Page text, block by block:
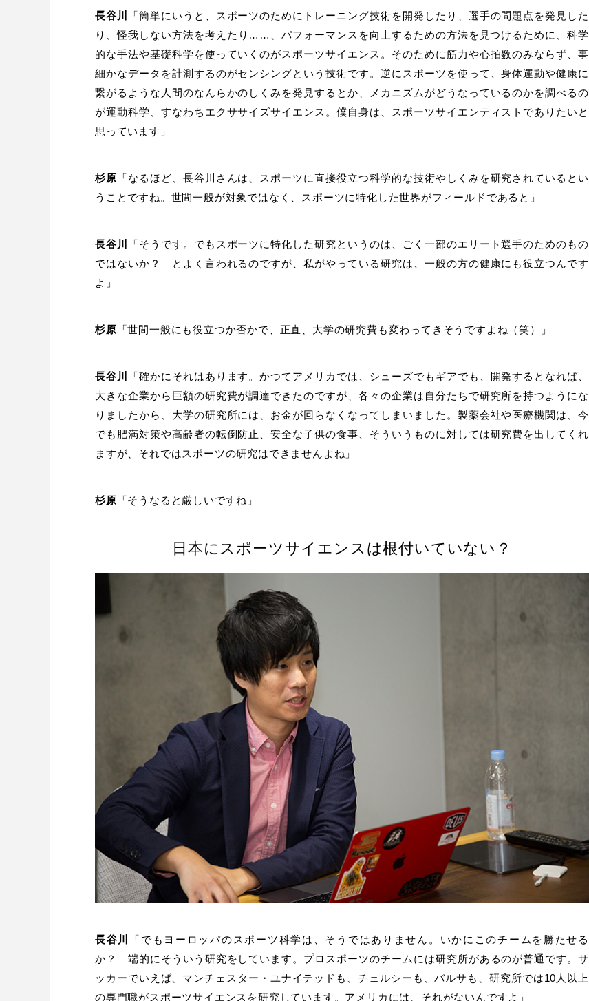
長谷川
「簡単にいうと、スポーツのためにトレーニング技術を開発したり、選手の問題点を発見した
り、怪我しない方法を考えたり……、パフォーマンスを向上するための方法を見つけるために、科学
的な手法や基礎科学を使っていくのがスポーツサイエンス。そのために筋力や心拍数のみならず、事
細かなデータを計測するのがセンシングという技術です。逆にスポーツを使って、身体運動や健康に
繋がるような人間のなんらかのしくみを発見するとか、メカニズムがどうなっているのかを調べるの
が運動科学、すなわちエクササイズサイエンス。僕自身は、スポーツサイエンティストでありたいと
思っています」
杉原 「なるほど、長谷川さんは、スポーツに直接役立つ科学的な技術やしくみを研究されているとい
うことですね。世間一般が対象ではなく、スポーツに特化した世界がフィールドであると」
長谷川
「そうです。でもスポーツに特化した研究というのは、ごく一部のエリート選手のためのもの
ではないか？ とよく言われるのですが、私がやっている研究は、一般の方の健康にも役立つんです
よ」
杉原 「世間一般にも役立つか否かで、正直、大学の研究費も変わってきそうですよね（笑）」
長谷川
「確かにそれはあります。かつてアメリカでは、シューズでもギアでも、開発するとなれば、
大きな企業から巨額の研究費が調達できたのですが、各々の企業は自分たちで研究所を持つようにな
りましたから、大学の研究所には、お金が回らなくなってしまいました。製薬会社や医療機関は、今
でも肥満対策や高齢者の転倒防止、安全な子供の食事、そういうものに対しては研究費を出してくれ
ますが、それではスポーツの研究はできませんよね」
杉原 「そうなると厳しいですね」
日本にスポーツサイエンスは根付いていない？
長谷川
「でもヨーロッパのスポーツ科学は、そうではありません。いかにこのチームを勝たせる
か？ 端的にそういう研究をしています。プロスポーツのチームには研究所があるのが普通です。サ
ッカーでいえば、マンチェスター・ユナイテッドも、チェルシーも、バルサも、研究所では10人以上
の専門職がスポーツサイエンスを研究しています。アメリカには、それがないんですよ」